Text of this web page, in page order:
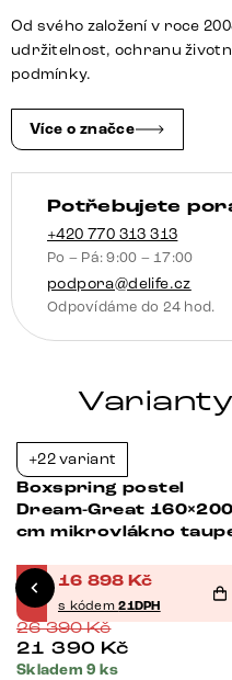
antracitová
Od svého založení v roce
udržitelnost, ochranu
podmínky.
Více o značce
Potřebujete
+420 770 313 313
Po – Pá: 9:00 – 17:00
podpora@delife.cz
Odpovídáme do 24 hod.
+22 variant
Boxspring postel
Dream-Great 160×200
cm mikrovlákno
%
16 898 Kč
s kódem21DPH
26 390Kč
21 390 Kč
Skladem 9 ks